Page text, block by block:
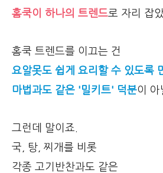
홈쿡이 하나의 트렌드로 자리 잡
홈쿡 트렌드를 이끄는 건
요알못도 쉽게 요리할 수 있도록
마법과도 같은 '밀키트' 덕분이 아
그런데 말이죠.
국, 탕, 찌개를 비롯
각종 고기반찬과도 같은